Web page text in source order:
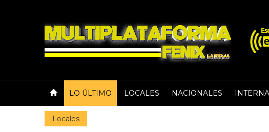
LO ÚLTIMO LOCALES NACIONALES
Locales